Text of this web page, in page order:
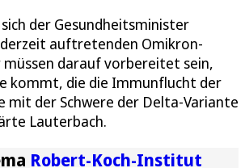
der Gesundheitsminister
auftretenden Omikron-
müssen darauf vorbereitet sein,
kommt, die die Immunflucht der
mit der Schwere der Delta-Variante
Lauterbach.
Robert-Koch-Institut